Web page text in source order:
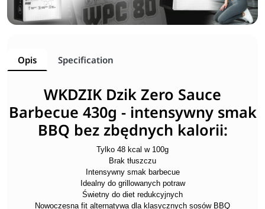
Opis Specification
WKDZIK Dzik Zero Sauce
Barbecue 430g - intensywny smak
BBQ bez zbędnych kalorii:
Tylko 48 kcal w 100g
Brak tłuszczu
Intensywny smak barbecue
Idealny do grillowanych potraw
Świetny do diet redukcyjnych
Nowoczesna fit alternatywa dla klasycznych sosów BBQ